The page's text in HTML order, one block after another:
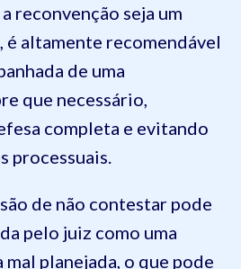
reconvenção seja um
altamente recomendável
de uma
que necessário,
completa e evitando
processuais.
de não contestar pode
pelo juiz como uma
planejada, o que pode